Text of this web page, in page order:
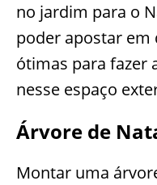
no jardim para o
poder apostar em
ótimas para fazer
nesse espaço
Árvore de
Montar uma